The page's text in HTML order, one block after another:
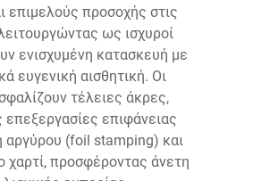
προσοχής στις
ως ισχυροί
ενισχυμένη κατασκευή με
ευγενική αισθητική. Οι
τέλειες άκρες,
επιφάνειας
αργύρου (foil stamping) και
χαρτί, προσφέροντας άνετη